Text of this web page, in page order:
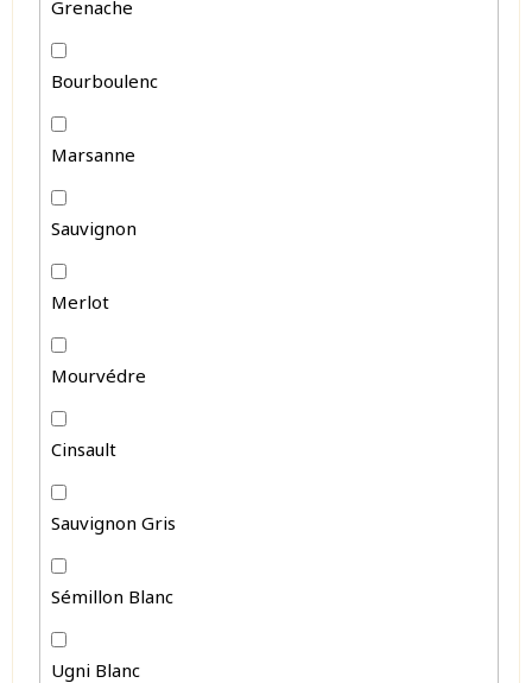
Grenache
Bourboulenc
Marsanne
Sauvignon
Merlot
Mourvédre
Cinsault
Sauvignon Gris
Sémillon Blanc
Ugni Blanc